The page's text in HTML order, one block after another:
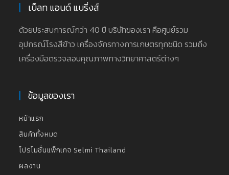
เบ็ลท แอนด์ แบริ่งส์
ด้วยประสบการณ์กว่า 40 ปี บริษัทของเรา คือศูนย์รวม
อุปกรณ์โรงสีข้าว เครื่องจักรทางการเกษตรทุกชนิด รวมถึง
เครื่องมือตรวจสอบคุณภาพทางวิทยาศาสตร์ต่างๆ
ข้อมูลของเรา
หน้าแรก
สินค้าทั้งหมด
โปรโมชั่นแพ็กเกจ Selmi Thailand
ผลงาน